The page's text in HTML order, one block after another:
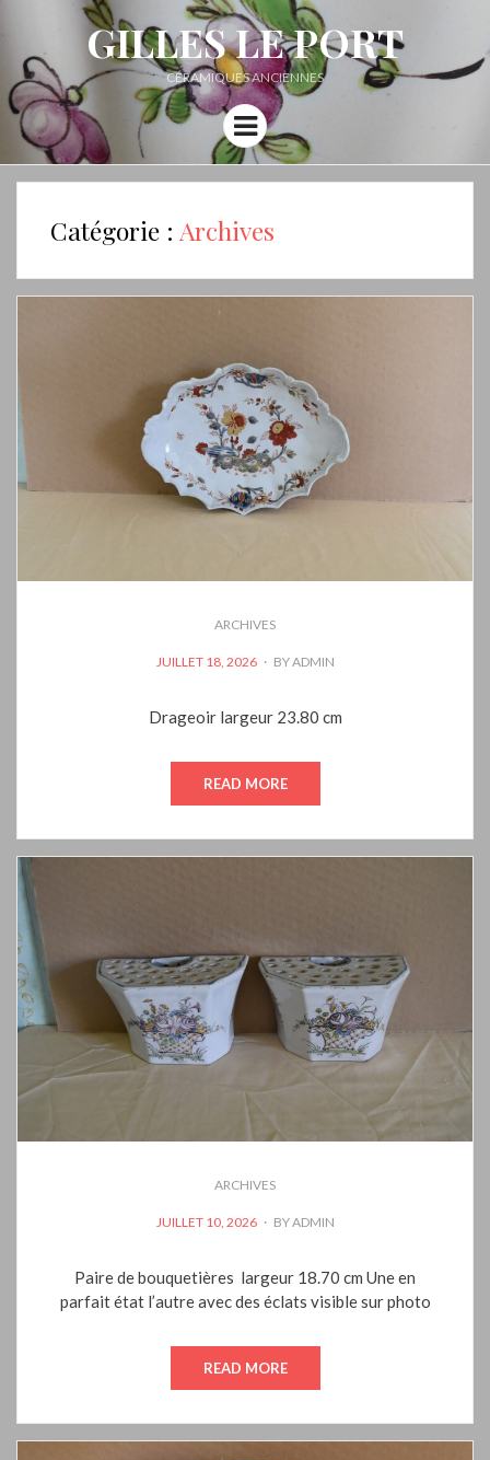
GILLES LE PORT
CÉRAMIQUES ANCIENNES
Menu
Catégorie : Archives
ARCHIVES
POSTED
JUILLET 18, 2026 BYADMIN
Drageoir largeur 23.80 cm
READ MORE
ARCHIVES
POSTED
JUILLET 10, 2026 BYADMIN
Paire de bouquetières largeur 18.70 cm Une en
parfait état l’autre avec des éclats visible sur photo
READ MORE